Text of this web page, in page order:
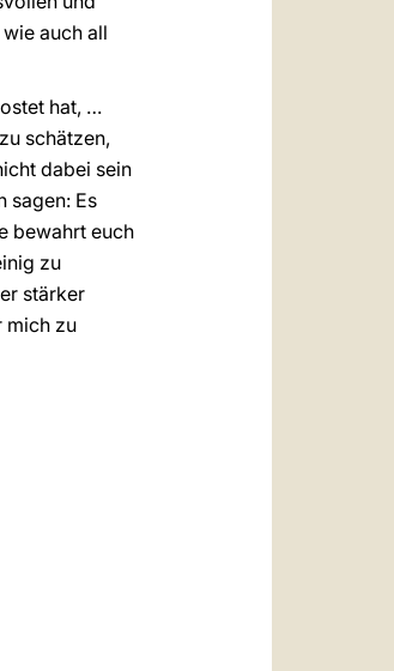
auch all
hat, …
schätzen,
dabei sein
sagen: Es
bewahrt euch
zu
stärker
mich zu